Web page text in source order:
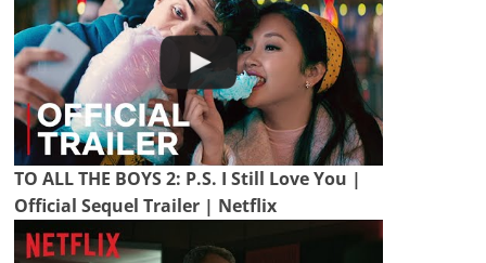
TO ALL THE BOYS 2: P.S. I Still Love You |
Official Sequel Trailer | Netflix